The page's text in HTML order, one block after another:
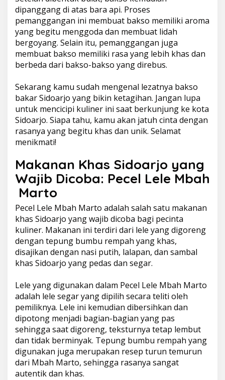
dipanggang di atas bara api. Proses
pemanggangan ini membuat bakso memiliki aroma
yang begitu menggoda dan membuat lidah
bergoyang. Selain itu, pemanggangan juga
membuat bakso memiliki rasa yang lebih khas dan
berbeda dari bakso-bakso yang direbus.
Sekarang kamu sudah mengenal lezatnya bakso
bakar Sidoarjo yang bikin ketagihan. Jangan lupa
untuk mencicipi kuliner ini saat berkunjung ke kota
Sidoarjo. Siapa tahu, kamu akan jatuh cinta dengan
rasanya yang begitu khas dan unik. Selamat
menikmati!
Makanan Khas Sidoarjo yang
Wajib Dicoba: Pecel Lele Mbah
Marto
Pecel Lele Mbah Marto adalah salah satu makanan
khas Sidoarjo yang wajib dicoba bagi pecinta
kuliner. Makanan ini terdiri dari lele yang digoreng
dengan tepung bumbu rempah yang khas,
disajikan dengan nasi putih, lalapan, dan sambal
khas Sidoarjo yang pedas dan segar.
Lele yang digunakan dalam Pecel Lele Mbah Marto
adalah lele segar yang dipilih secara teliti oleh
pemiliknya. Lele ini kemudian dibersihkan dan
dipotong menjadi bagian-bagian yang pas
sehingga saat digoreng, teksturnya tetap lembut
dan tidak berminyak. Tepung bumbu rempah yang
digunakan juga merupakan resep turun temurun
dari Mbah Marto, sehingga rasanya sangat
autentik dan khas.